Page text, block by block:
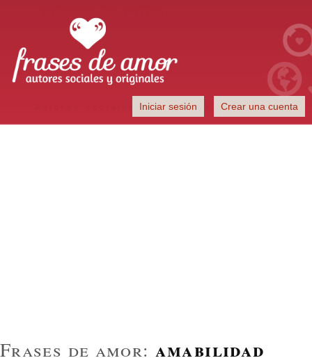
Autores sociales y originales
Iniciar sesión Crear una cuenta
Frases de amor: amabilidad